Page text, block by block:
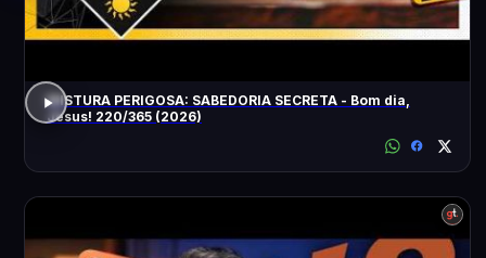
MISTURA PERIGOSA: SABEDORIA SECRETA - Bom dia,
Jesus! 220/365 (2026)